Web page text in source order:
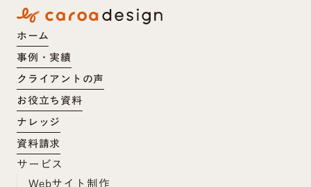
ホーム
事例・実績
クライアントの声
お役立ち資料
ナレッジ
資料請求
サービス